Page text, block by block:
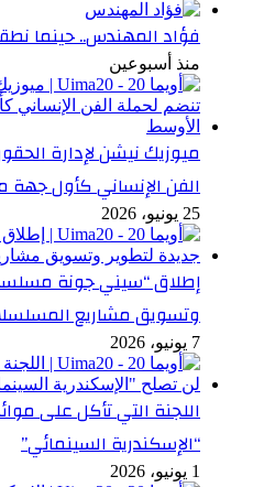
فؤاد المهندس.. حينما
منذ أسبوعين
ميوزيك نيشن لإدارة
الفن الإنساني كأول
25 يونيو، 2026
إطلاق “سيني جونة
وتسويق مشاريع
7 يونيو، 2026
اللجنة التي تأكل على
“الإسكندرية السينمائي”
1 يونيو، 2026